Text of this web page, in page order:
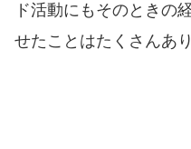
ド活動にもそのときの
せたことはたくさんあり